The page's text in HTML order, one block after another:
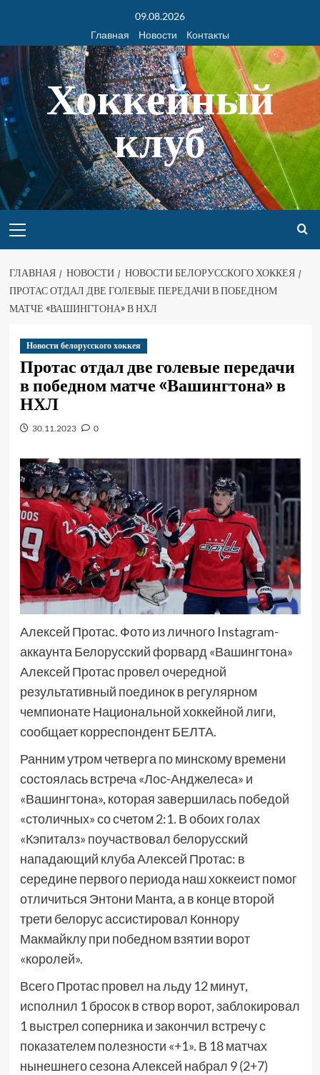
09.08.2026
Главная
Новости Контакты
Хоккейный
клуб
ГЛАВНАЯ НОВОСТИ
НОВОСТИ БЕЛОРУССКОГО ХОККЕЯ
ПРОТАС ОТДАЛ ДВЕ ГОЛЕВЫЕ ПЕРЕДАЧИ В ПОБЕДНОМ
МАТЧЕ «ВАШИНГТОНА» В НХЛ
Новости белорусского хоккея
Протас отдал две голевые передачи
в победном матче «Вашингтона» в
НХЛ
30.11.2023 0
Алексей Протас. Фото из личного Instagram-
аккаунта Белорусский форвард «Вашингтона»
Алексей Протас провел очередной
результативный поединок в регулярном
чемпионате Национальной хоккейной лиги,
сообщает корреспондент БЕЛТА.
Ранним утром четверга по минскому времени
состоялась встреча «Лос-Анджелеса» и
«Вашингтона», которая завершилась победой
«столичных» со счетом 2:1. В обоих голах
«Кэпиталз» поучаствовал белорусский
нападающий клуба Алексей Протас: в
середине первого периода наш хоккеист помог
отличиться Энтони Манта, а в конце второй
трети белорус ассистировал Коннору
Макмайклу при победном взятии ворот
«королей».
Всего Протас провел на льду 12 минут,
исполнил 1 бросок в створ ворот, заблокировал
1 выстрел соперника и закончил встречу с
показателем полезности «+1». В 18 матчах
нынешнего сезона Алексей набрал 9 (2+7)